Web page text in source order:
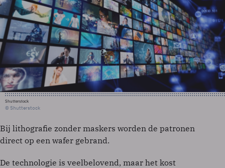
Shutterstock
© Shutterstock
Bij lithografie zonder maskers worden de patronen
direct op een wafer gebrand.
De technologie is veelbelovend, maar het kost